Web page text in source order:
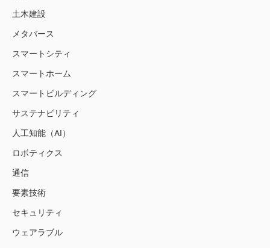
土木建設
メタバース
スマートシティ
スマートホーム
スマートビルディング
サステナビリティ
人工知能（AI）
ロボティクス
通信
要素技術
セキュリティ
ウェアラブル